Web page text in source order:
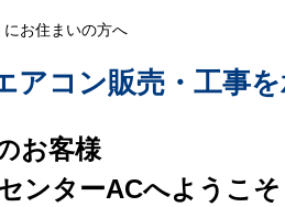
お住まいの方へ
アコン販売・工事
お客様
ンターACへようこそ